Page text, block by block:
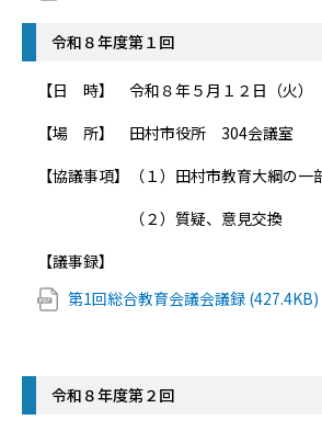
令和８年度第１回
【日 時】 令和８年５月１２日（火）
【場 所】 田村市役所 304会議室
【協議事項】（１）田村市教育大綱の一
（２）質疑、意見交換
【議事録】
第1回総合教育会議会議録 (427.4KB)
令和８年度第２回